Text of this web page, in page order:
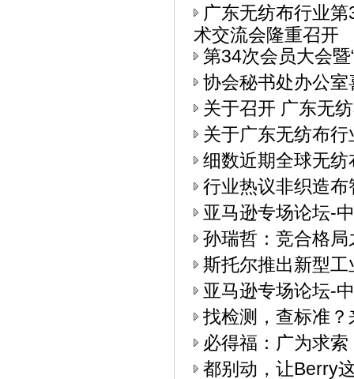
广东无纺布行业
术交流会隆重召开
第34次会员大会
协会秘书处办公室
关于召开 广东无
关于广东无纺布
细数近期全球无
行业热议非织造布
亚马逊专场论坛-
孙瑞哲：竞合格
斯托尔推出新型
亚马逊专场论坛-
找检测，查标准
必得福：广为求
都别动，让Berry